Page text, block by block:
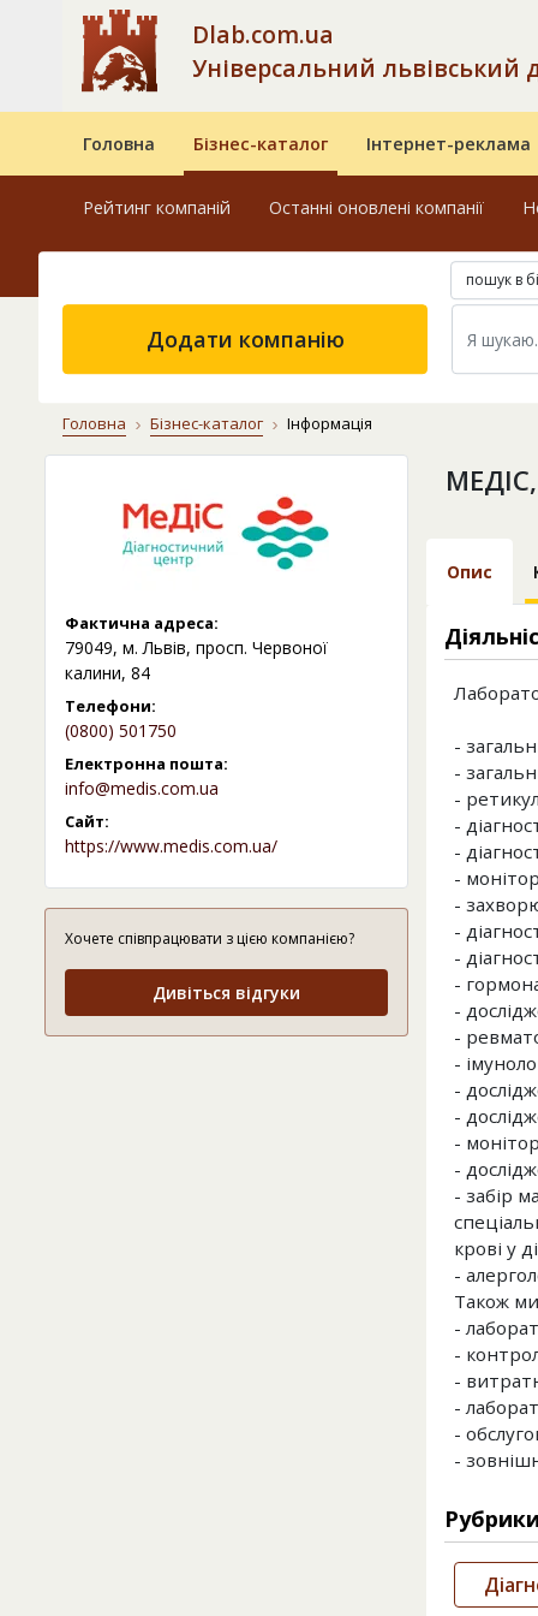
Dlab.com.ua
Універсальний львівський
Головна Бізнес-каталог Інтернет-реклама
Рейтинг компаній Останні оновлені компанії
пошук в
Додати компанію
Головна Бізнес-каталог Інформація
Фактична адреса:
79049, м. Львів, просп. Червоної
калини, 84
Телефони:
(0800) 501750
Електронна пошта:
info@medis.com.ua
Сайт:
https://www.medis.com.ua/
Хочете співпрацювати з цією компанією?
Дивіться відгуки
Опис
-
-
-
-
-
-
-
-
-
-
-
-
-
-
-
-
-
- забір
крові у
-
Також
-
-
-
-
-
-
Рубрики